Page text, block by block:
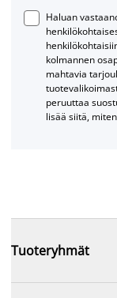
Haluan
kolmannen
mahtavia
peruuttaa
lisää siitä,
Tuoteryhmät